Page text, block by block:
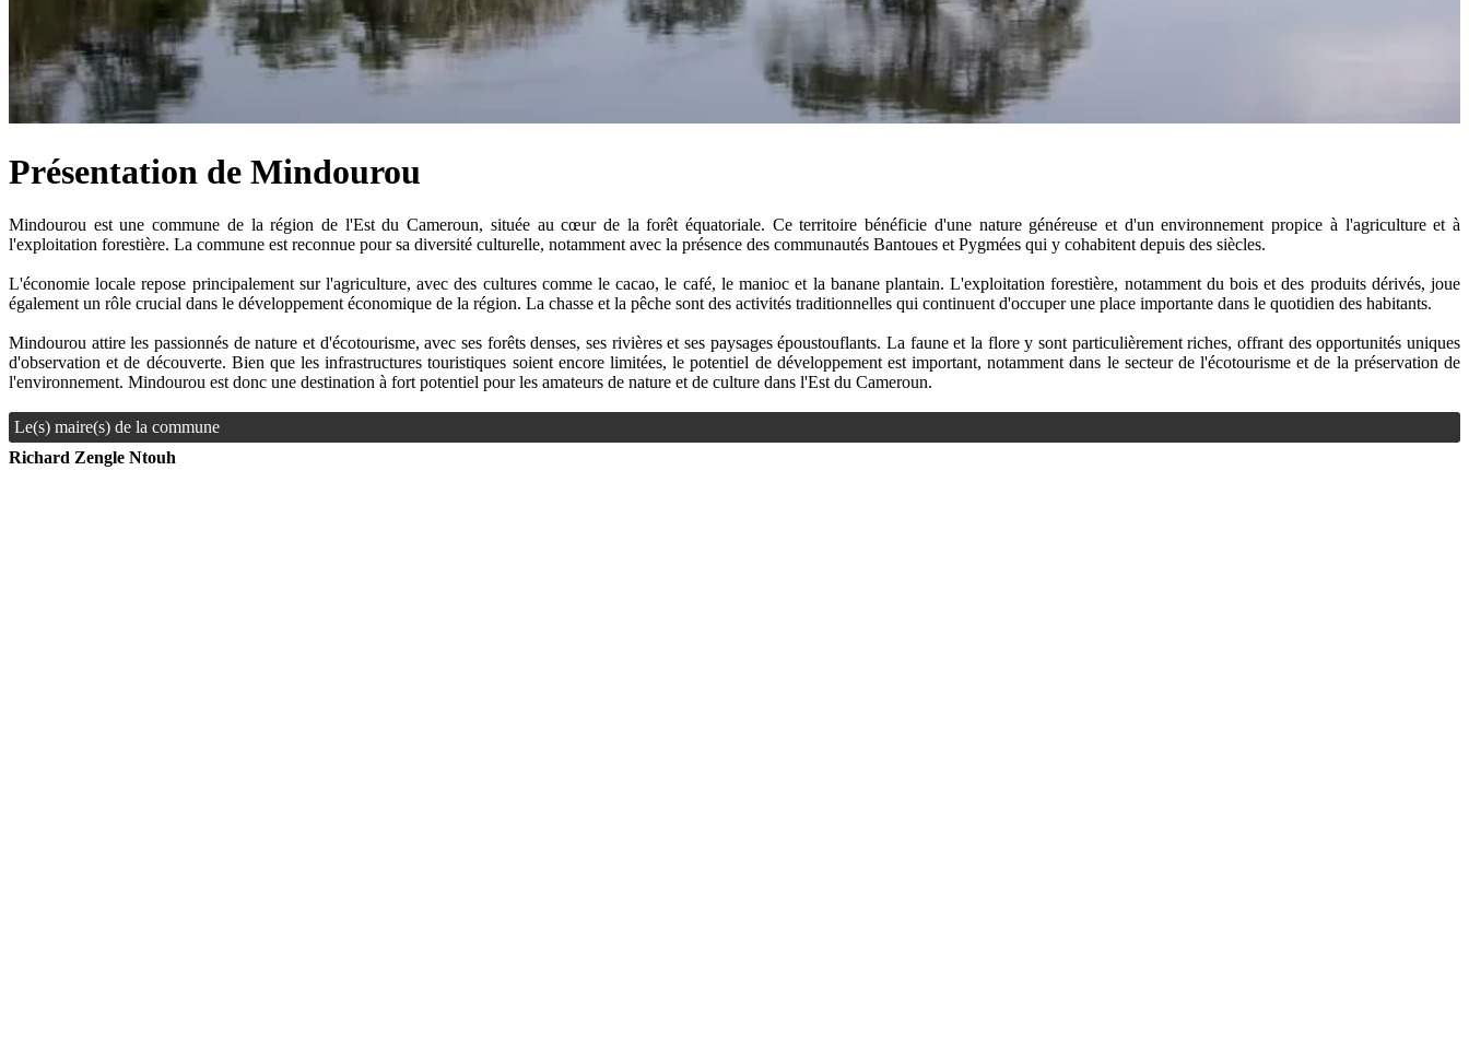
Présentation de Mindourou
Mindourou est une commune de la région de l'Est du Cameroun, située au cœur de la forêt équatoriale. Ce territoire bénéficie d'une nature généreuse et d'un environnement propice à l'agriculture et à
l'exploitation forestière. La commune est reconnue pour sa diversité culturelle, notamment avec la présence des communautés Bantoues et Pygmées qui y cohabitent depuis des siècles.
L'économie locale repose principalement sur l'agriculture, avec des cultures comme le cacao, le café, le manioc et la banane plantain. L'exploitation forestière, notamment du bois et des produits dérivés, joue
également un rôle crucial dans le développement économique de la région. La chasse et la pêche sont des activités traditionnelles qui continuent d'occuper une place importante dans le quotidien des habitants.
Mindourou attire les passionnés de nature et d'écotourisme, avec ses forêts denses, ses rivières et ses paysages époustouflants. La faune et la flore y sont particulièrement riches, offrant des opportunités uniques
d'observation et de découverte. Bien que les infrastructures touristiques soient encore limitées, le potentiel de développement est important, notamment dans le secteur de l'écotourisme et de la préservation de
l'environnement. Mindourou est donc une destination à fort potentiel pour les amateurs de nature et de culture dans l'Est du Cameroun.
Le(s) maire(s) de la commune
Richard Zengle Ntouh